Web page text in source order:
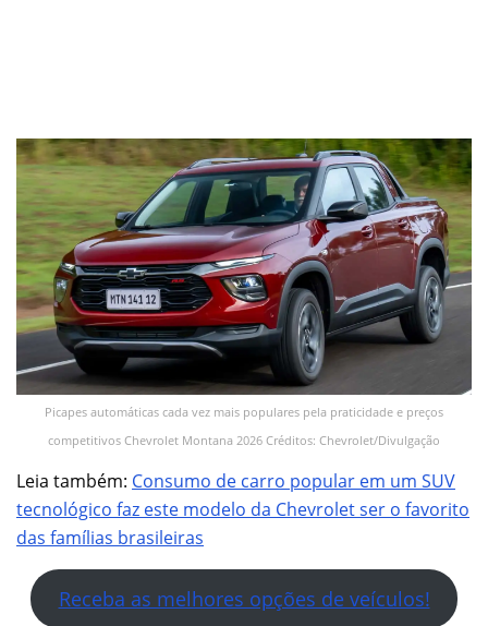
Picapes automáticas cada vez mais populares pela praticidade e preços
competitivos Chevrolet Montana 2026 Créditos: Chevrolet/Divulgação
Leia também: Consumo de carro popular em um SUV
tecnológico faz este modelo da Chevrolet ser o favorito
das famílias brasileiras
Receba as melhores opções de veículos!